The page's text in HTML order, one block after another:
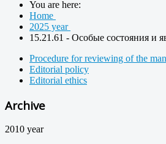
You are here:
Home
2025 year
15.21.61 - Особые состояния и
Procedure for reviewing of the
Editorial policy
Editorial ethics
Archive
2010 year